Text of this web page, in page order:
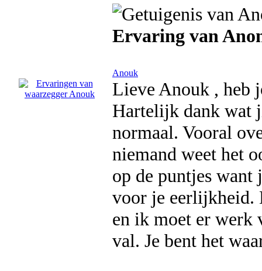
Ervaring van
Anouk
Lieve Anouk , heb
Hartelijk dank wat
normaal. Vooral
niemand weet het
op de puntjes want
voor je eerlijkheid.
en ik moet er werk
val. Je bent het